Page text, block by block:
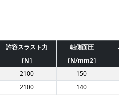
許容スラスト力 軸側面圧
ハ
［N］ ［N/mm2］
2100
150
2100
140